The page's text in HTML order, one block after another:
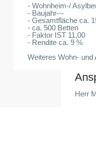
- Wohnheim-/
- Baujahr---
- Gesamtfläche ca.
- ca. 500 Betten
- Faktor IST 11,00
- Rendite ca. 9 %
Weiteres Wohn- und
Herr